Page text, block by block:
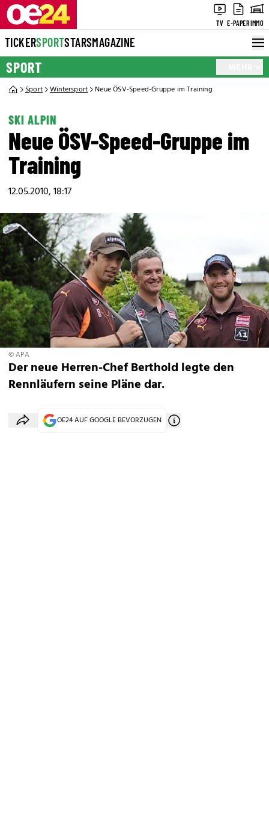
TV E-PAPERIMMO
TICKERSPORTSTARSMAGAZINE
SPORT
Sport Wintersport Neue ÖSV-Speed-Gruppe im Training
SKI ALPIN
Neue ÖSV-Speed-Gruppe im
Training
12.05.2010, 18:17
© APA
Der neue Herren-Chef Berthold legte den
Rennläufern seine Pläne dar.
OE24 AUF GOOGLE BEVORZUGEN